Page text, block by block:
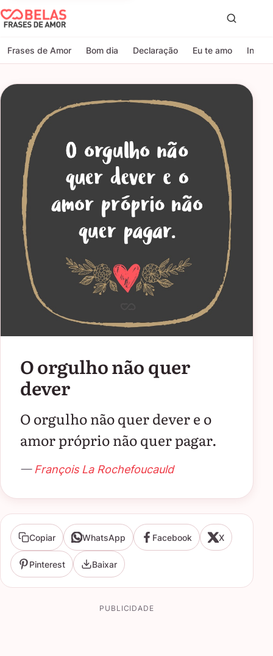
Belas Frases de Amor
Frases de Amor Bom dia Declaração Eu te amo
O orgulho não quer
dever
O orgulho não quer dever e o
amor próprio não quer pagar.
— François La Rochefoucauld
Copiar WhatsApp Facebook X
Pinterest Baixar
PUBLICIDADE